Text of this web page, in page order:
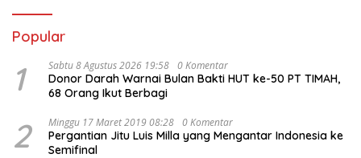
Popular
1 Sabtu 8 Agustus 2026 19:58 0 Komentar
Donor Darah Warnai Bulan Bakti HUT ke-50 PT TIMAH,
68 Orang Ikut Berbagi
2 Minggu 17 Maret 2019 08:28 0 Komentar
Pergantian Jitu Luis Milla yang Mengantar Indonesia ke
Semifinal